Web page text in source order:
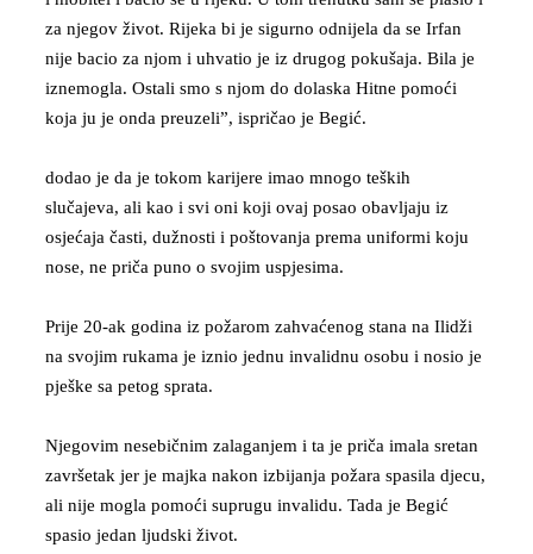
za njegov život. Rijeka bi je sigurno odnijela da se Irfan
nije bacio za njom i uhvatio je iz drugog pokušaja. Bila je
iznemogla. Ostali smo s njom do dolaska Hitne pomoći
koja ju je onda preuzeli”, ispričao je Begić.
dodao je da je tokom karijere imao mnogo teških
slučajeva, ali kao i svi oni koji ovaj posao obavljaju iz
osjećaja časti, dužnosti i poštovanja prema uniformi koju
nose, ne priča puno o svojim uspjesima.
Prije 20-ak godina iz požarom zahvaćenog stana na Ilidži
na svojim rukama je iznio jednu invalidnu osobu i nosio je
pješke sa petog sprata.
Njegovim nesebičnim zalaganjem i ta je priča imala sretan
završetak jer je majka nakon izbijanja požara spasila djecu,
ali nije mogla pomoći suprugu invalidu. Tada je Begić
spasio jedan ljudski život.